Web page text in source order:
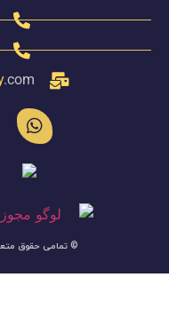
.com
© تمامی حقوق